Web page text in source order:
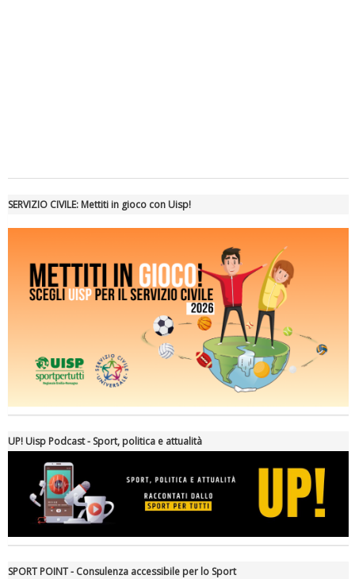
Tiziano Pesce a Radio InBlu2000 traccia il bilancio della stagione
Ddl Lobby, Uisp: “Il Parlamento valorizzi le nostre specificità"
SERVIZIO CIVILE: Mettiti in gioco con Uisp!
UP! Uisp Podcast - Sport, politica e attualità
SPORT POINT - Consulenza accessibile per lo Sport